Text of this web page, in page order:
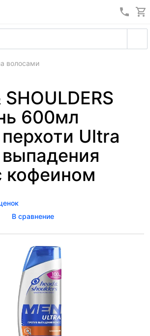
8
волосами
SHOULDERS
600мл
Ultra
кофеином
В сравнение